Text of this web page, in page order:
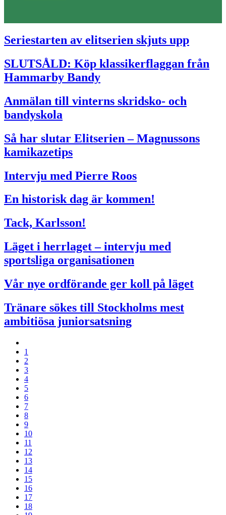
Seriestarten av elitserien skjuts upp
SLUTSÅLD: Köp klassikerflaggan från
Hammarby Bandy
Anmälan till vinterns skridsko- och
bandyskola
Så har slutar Elitserien – Magnussons
kamikazetips
Intervju med Pierre Roos
En historisk dag är kommen!
Tack, Karlsson!
Läget i herrlaget – intervju med
sportsliga organisationen
Vår nye ordförande ger koll på läget
Tränare sökes till Stockholms mest
ambitiösa juniorsatsning
1
2
3
4
5
6
7
8
9
10
11
12
13
14
15
16
17
18